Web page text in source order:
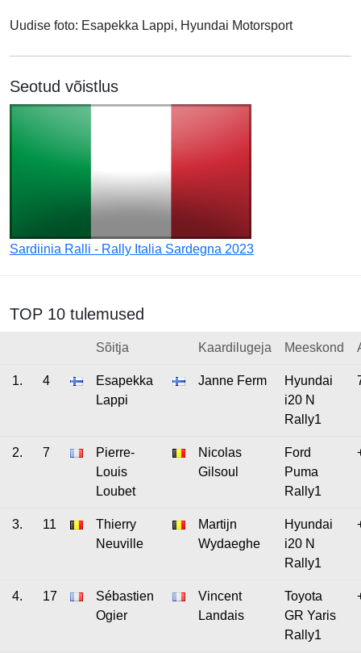
Uudise foto: Esapekka Lappi, Hyundai Motorsport
Seotud võistlus
Sardiinia Ralli - Rally Italia Sardegna 2023
TOP 10 tulemused
Sõitja Kaardilugeja Meeskond
1. 4
Esapekka
Lappi
Janne Ferm
Hyundai
i20 N
Rally1
2. 7
Pierre-
Louis
Loubet
Nicolas
Gilsoul
Ford
Puma
Rally1
3. 11
Thierry
Neuville
Martijn
Wydaeghe
Hyundai
i20 N
Rally1
4. 17
Sébastien
Ogier
Vincent
Landais
Toyota
GR Yaris
Rally1